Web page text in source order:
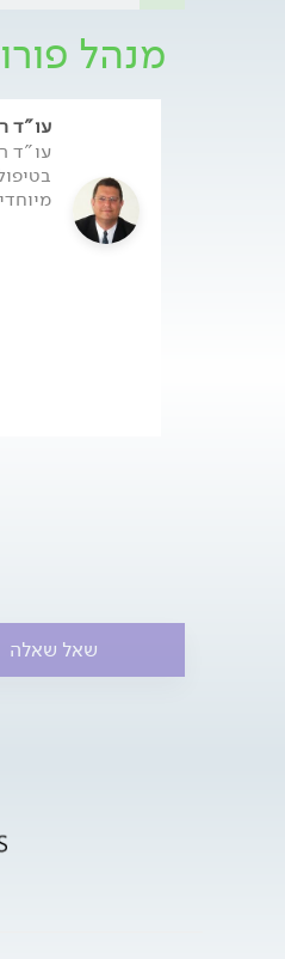
מנהל
עו"ד
עו"ד
שאל שאלה